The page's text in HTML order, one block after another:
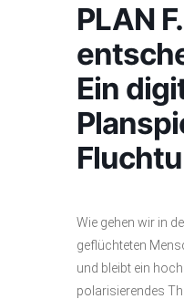
PLAN
Ein
Wie gehen wir in
geflüchteten
und bleibt ein
polarisierendes